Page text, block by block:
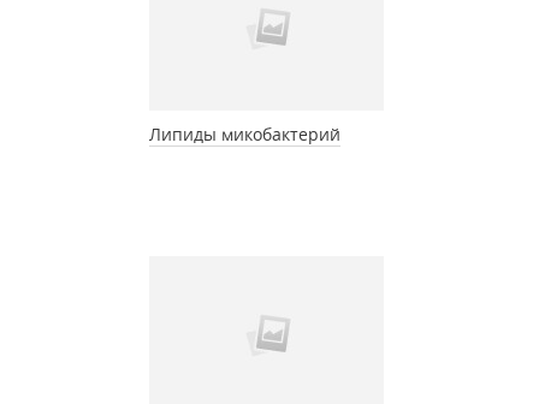
Липиды микобактерий